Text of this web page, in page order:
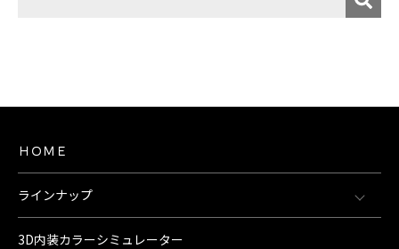
ＨＯＭＥ
ラインナップ
3D内装カラーシミュレーター